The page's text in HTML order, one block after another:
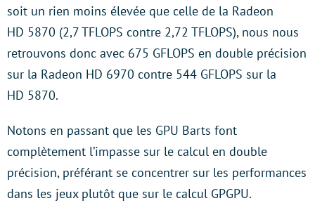
soit un rien moins élevée que celle de la Radeon
HD 5870 (2,7 TFLOPS contre 2,72 TFLOPS), nous nous
retrouvons donc avec 675 GFLOPS en double précision
sur la Radeon HD 6970 contre 544 GFLOPS sur la
HD 5870.
Notons en passant que les GPU Barts font
complètement l’impasse sur le calcul en double
précision, préférant se concentrer sur les performances
dans les jeux plutôt que sur le calcul GPGPU.